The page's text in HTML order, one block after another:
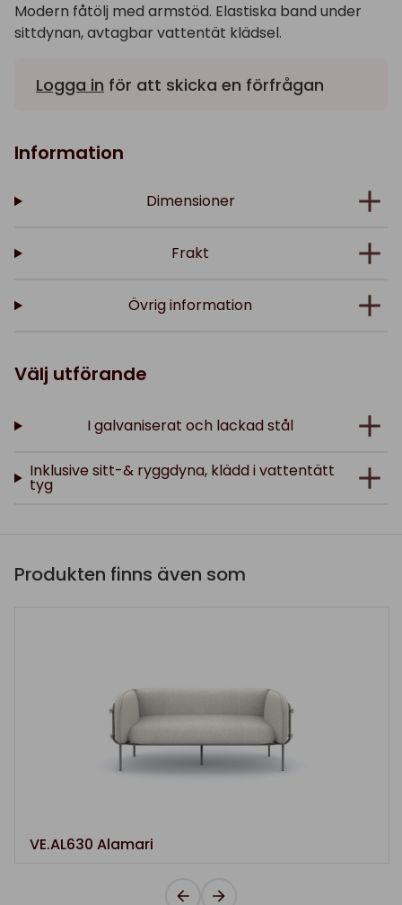
Modern fåtölj med armstöd. Elastiska band under
sittdynan, avtagbar vattentät klädsel.
Logga in för att skicka en förfrågan
Information
Dimensioner
Frakt
Övrig information
Välj utförande
I galvaniserat och lackad stål
Inklusive sitt-& ryggdyna, klädd i vattentätt
tyg
Produkten finns även som
VE.AL630 Alamari